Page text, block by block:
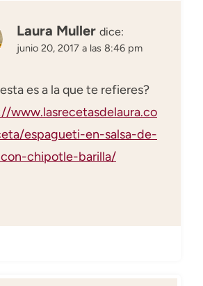
Laura Muller dice:
junio 20, 2017 a las 8:46 pm
es a la que te refieres?
www.lasrecetasdelaura.co
espagueti-en-salsa-de-
chipotle-barilla/